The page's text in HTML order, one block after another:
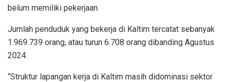
belum memiliki pekerjaan.
Jumlah penduduk yang bekerja di Kaltim tercatat sebanyak
1.969.739 orang, atau turun 6.708 orang dibanding Agustus
2024.
“Struktur lapangan kerja di Kaltim masih didominasi sektor